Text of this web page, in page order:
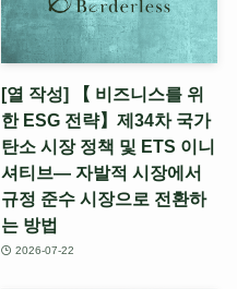
[열 작성] 【 비즈니스를 위
한 ESG 전략】제34차 국가
탄소 시장 정책 및 ETS 이니
셔티브— 자발적 시장에서
규정 준수 시장으로 전환하
는 방법
2026-07-22